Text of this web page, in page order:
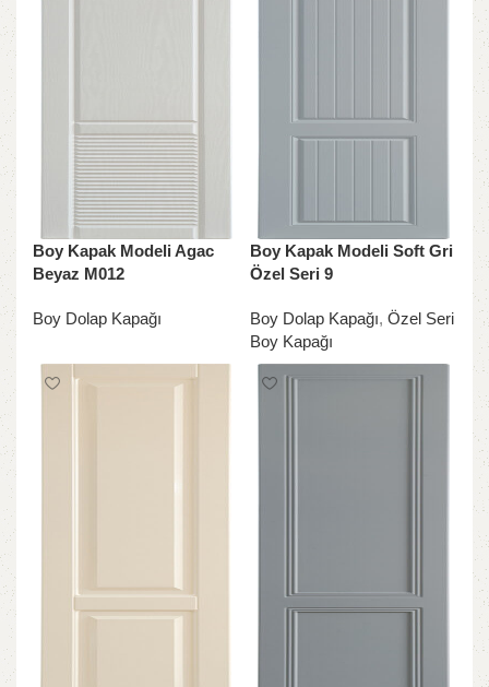
Boy Kapak Modeli Agac
Beyaz M012
Boy Dolap Kapağı
Boy Kapak Modeli Soft Gri
Özel Seri 9
Boy Dolap Kapağı, Özel Seri
Boy Kapağı